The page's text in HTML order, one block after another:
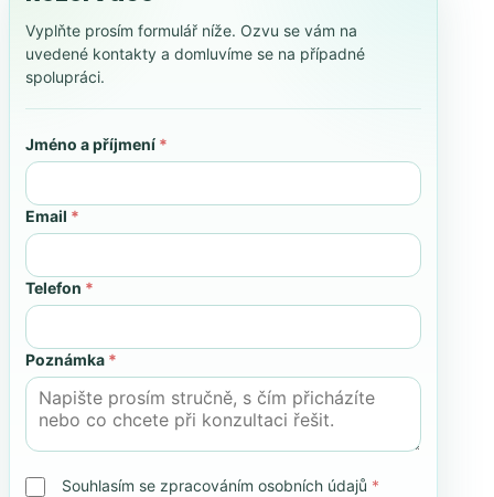
Vyplňte prosím formulář níže. Ozvu se vám na
uvedené kontakty a domluvíme se na případné
spolupráci.
Jméno a příjmení *
Email *
Telefon *
Poznámka *
Souhlasím se zpracováním osobních údajů *